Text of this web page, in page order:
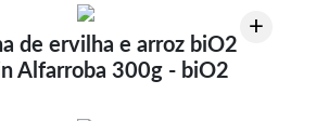
+
de ervilha e arroz biO2
Alfarroba 300g - biO2